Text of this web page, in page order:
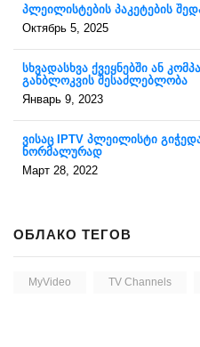
პლეილისტების პაკეტების
Октябрь 5, 2025
სხვადასხვა ქვეყნებში ან
განბლოკვის შესაძლებლობა
Январь 9, 2023
ვისაც IPTV პლეილისტი
ნორმალურად
Март 28, 2022
ОБЛАКО ТЕГОВ
MyVideo TV Channels